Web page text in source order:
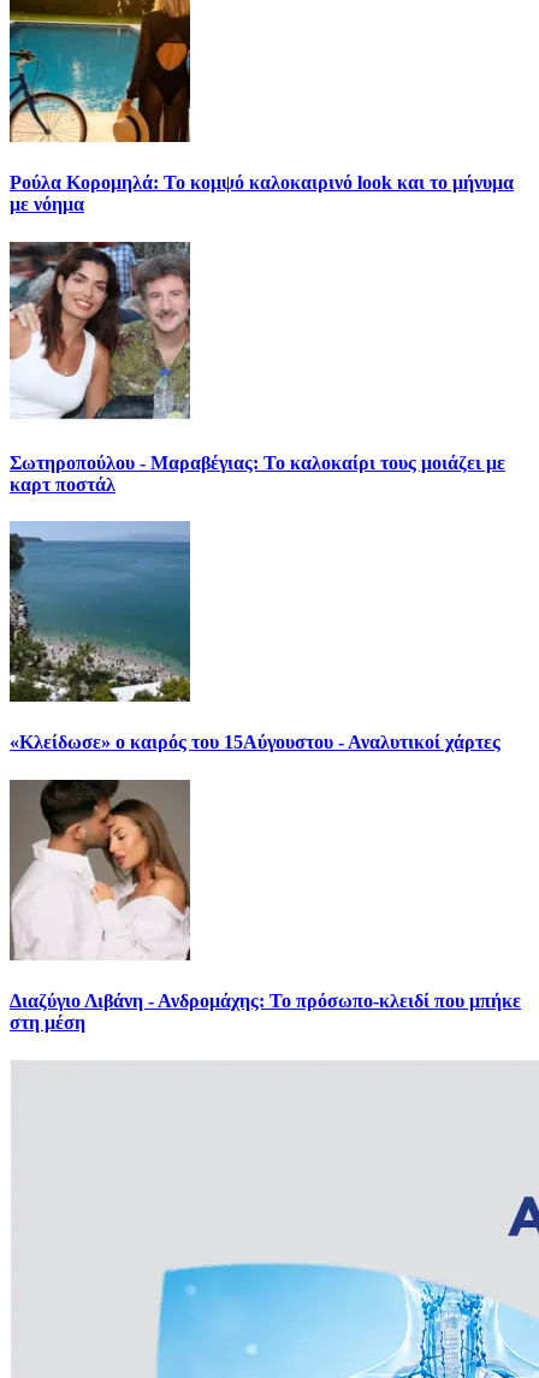
Ρούλα Κορομηλά: Το κομψό καλοκαιρινό look και το μήνυμα
με νόημα
Σωτηροπούλου - Μαραβέγιας: Το καλοκαίρι τους μοιάζει με
καρτ ποστάλ
«Κλείδωσε» ο καιρός του 15Αύγουστου - Αναλυτικοί χάρτες
Διαζύγιο Λιβάνη - Ανδρομάχης: Το πρόσωπο-κλειδί που μπήκε
στη μέση